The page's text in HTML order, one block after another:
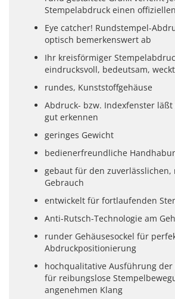
Stempelabdruck einen
Eye catcher! Rundstempel-
optisch bemerkenswert ab
Ihr kreisförmiger
eindrucksvoll, bedeutsam,
rundes, Kunststoffgehäuse
Abdruck- bzw. Indexfenster
gut erkennen
geringes Gewicht
bedienerfreundliche
gebaut für den zuverlässlichen,
Gebrauch
entwickelt für fortlaufenden
Anti-Rutsch-Technologie am
runder Gehäusesockel für
Abdruckpositionierung
hochqualitative Ausführung der
für reibungslose
angenehmen Klang